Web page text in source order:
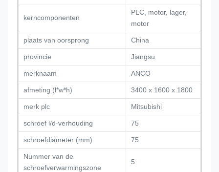
kerncomponenten
PLC, motor, lager,
motor
plaats van oorsprong China
provincie Jiangsu
merknaam ANCO
afmeting (l*w*h) 3400 x 1600 x 1800
merk plc Mitsubishi
schroef l/d-verhouding 75
schroefdiameter (mm) 75
Nummer van de
schroefverwarmingszone
5